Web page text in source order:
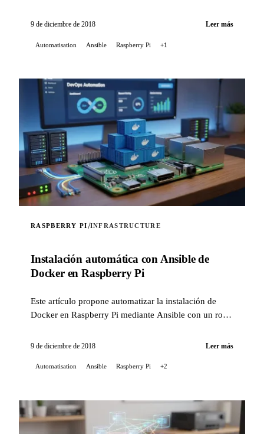
9 de diciembre de 2018 Leer más
Automatisation Ansible Raspberry Pi +1
RASPBERRY PI/INFRASTRUCTURE
Instalación automática con Ansible de
Docker en Raspberry Pi
Este artículo propone automatizar la instalación de
Docker en Raspberry Pi mediante Ansible con un rol
9 de diciembre de 2018 Leer más
Automatisation Ansible Raspberry Pi +2